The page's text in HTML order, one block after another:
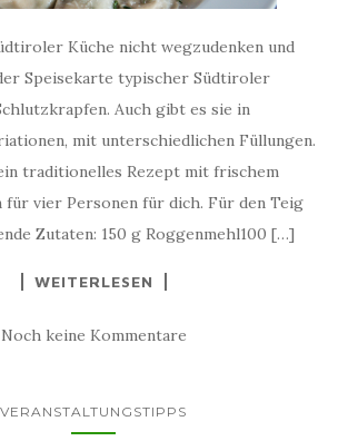
Küche nicht wegzudenken und
Speisekarte typischer Südtiroler
Auch gibt es sie in
mit unterschiedlichen Füllungen.
traditionelles Rezept mit frischem
für vier Personen für dich. Für den Teig
Zutaten: 150 g Roggenmehl100 […]
WEITERLESEN
Noch keine Kommentare
VERANSTALTUNGSTIPPS